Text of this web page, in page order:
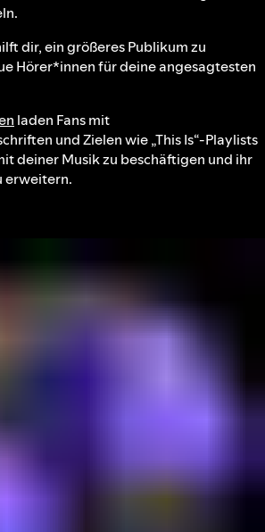
dir, ein größeres Publikum zu
Hörer*innen für deine angesagtesten
laden Fans mit
und Zielen wie „This Is“-Playlists
deiner Musik zu beschäftigen und ihr
erweitern.